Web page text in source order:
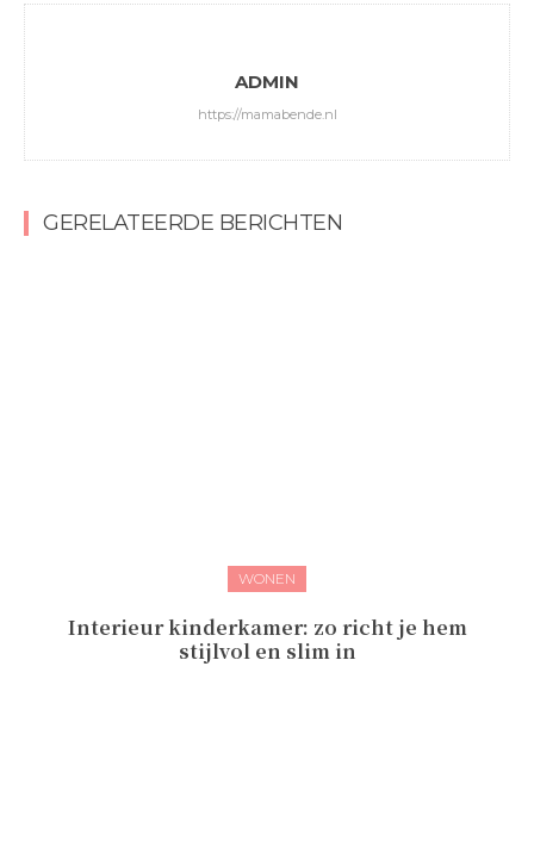
ADMIN
https://mamabende.nl
GERELATEERDE BERICHTEN
WONEN
Interieur kinderkamer: zo richt je hem
stijlvol en slim in